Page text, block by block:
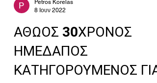
8 Ιουν 2022
ΑΘΩΟΣ 30ΧΡΟΝΟΣ
ΗΜΕΔΑΠΟΣ